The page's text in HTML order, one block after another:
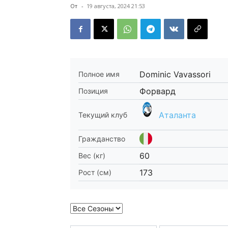
От - 19 августа, 2024 21:53
Полное имя Dominic Vavassori
Позиция Форвард
Текущий клуб Аталанта
Гражданство
Вес (кг)
60
Рост (см) 173